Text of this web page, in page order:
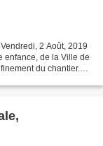
2 Août, 2019
enfance, de la Ville de
du chantier.